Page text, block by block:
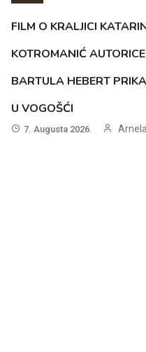
FILM O KRALJICI
KOTROMANIĆ
BARTULA HEBERT
U VOGOŠĆI
7. Augusta 2026.